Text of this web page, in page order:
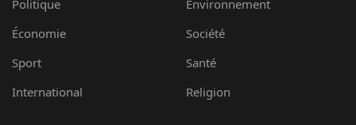
Politique
Économie
Sport
International
Environnement
Société
Santé
Religion